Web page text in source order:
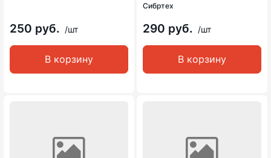
250 руб. /шт
В корзину
Сибртех
290 руб. /шт
В корзину